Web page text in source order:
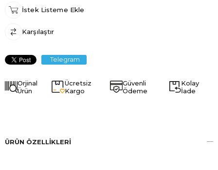
İstek Listeme Ekle
Karşılaştır
Telegram
Orjinal
Ürün
Ücretsiz
Kargo
Güvenli
Ödeme
Kolay
İade
ÜRÜN ÖZELLIKLERI